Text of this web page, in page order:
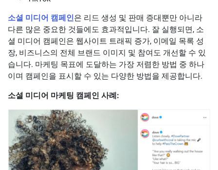
소셜 미디어 캠페인은 리드 생성 및 판매 증대뿐만 아니라
다른 많은 중요한 것들에도 효과적입니다. 잘 실행되면, 소
셜 미디어 캠페인은 웹사이트 트래픽 증가, 이메일 목록 성
장, 비즈니스의 전체 브랜드 이미지 및 참여도 개선할 수 있
습니다. 마케팅 목표에 도달하는 가장 저렴한 방법 중 하나
이며 캠페인을 표시할 수 있는 다양한 방법을 제공합니다.
소셜 미디어 마케팅 캠페인 사례: